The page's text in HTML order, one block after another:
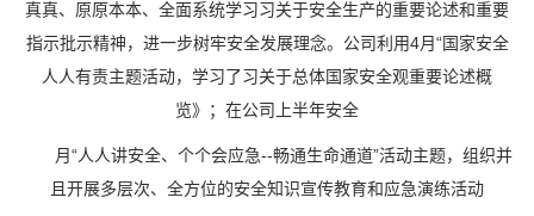
真真、原原本本、全面系统学习习关于安全生产的重要论述和重要
指示批示精神，进一步树牢安全发展理念。公司利用4月“国家安全
人人有责主题活动，学习了习关于总体国家安全观重要论述概
览》；在公司上半年安全
月“人人讲安全、个个会应急--畅通生命通道”活动主题，组织并
且开展多层次、全方位的安全知识宣传教育和应急演练活动